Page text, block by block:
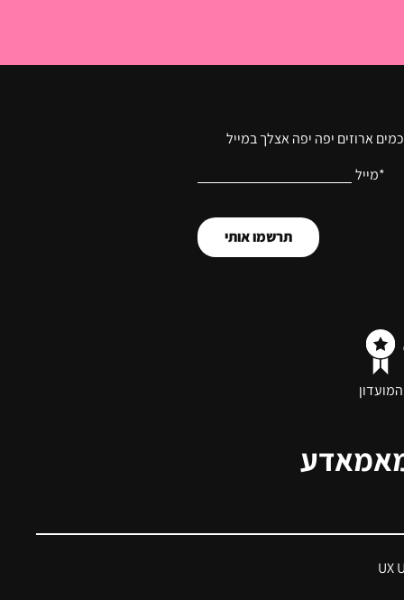
ארוזים יפה יפה אצלך במייל
*מייל
תרשמו אותי
המועדון
UX